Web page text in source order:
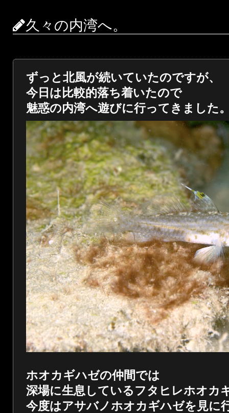
久々の内湾へ。
ずっと北風が続いていたのですが、
今日は比較的落ち着いたので
魅惑の内湾へ遊びに行ってきました
ホオカギハゼの仲間では
深場に生息しているフタヒレホオカ
今度はアサバノホオカギハゼを見に